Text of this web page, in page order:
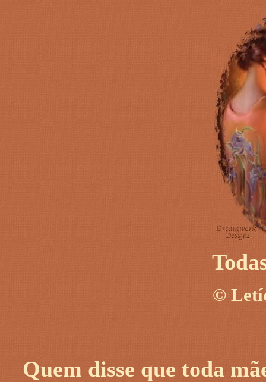
©
Quem disse que toda